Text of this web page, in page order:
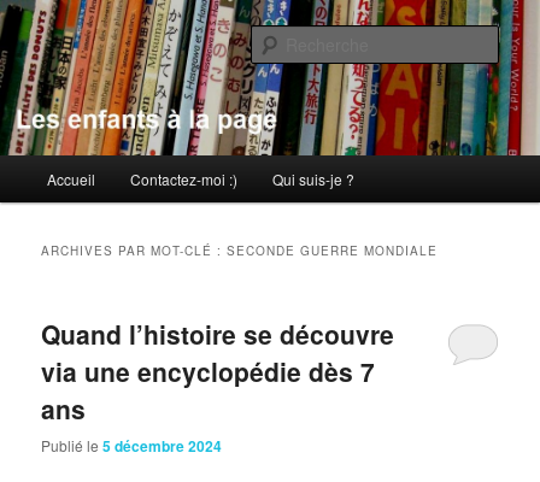
Aller
au
contenu
principal
Aller
au
contenu
secondaireLes enfants à la page
principal
Accueil Contactez-moi :) Qui suis-je ?
ARCHIVES PAR MOT-CLÉ :SECONDE GUERRE MONDIALE
Quand l’histoire se découvre
via une encyclopédie dès 7
ans
Publié le5 décembre 2024